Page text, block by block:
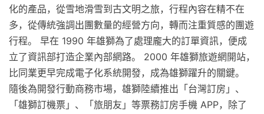
化的產品，從雪地滑雪到古文明之旅，行程內容在精不在
多，從傳統強調出團數量的經營方向，轉而注重質感的團遊
行程。 早在 1990 年雄獅為了處理龐大的訂單資訊，便成
立了資訊部打造企業內部網路。 2000 年雄獅旅遊網開站，
比同業更早完成電子化系統開發，成為雄獅躍升的關鍵。
隨後為開發行動商務市場，雄獅陸續推出「台灣訂房」、
「雄獅訂機票」、「旅朋友」等票務訂房手機 APP，除了